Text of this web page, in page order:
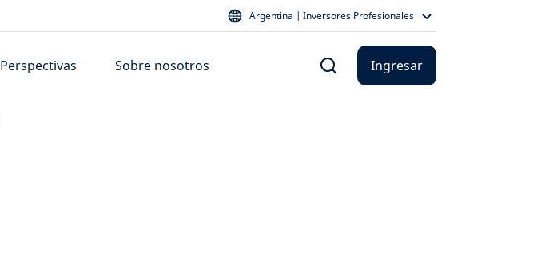
Argentina | Inversores Profesionales
Perspectivas Sobre nosotros Ingresar